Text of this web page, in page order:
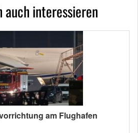
auch interessieren
am Flughafen